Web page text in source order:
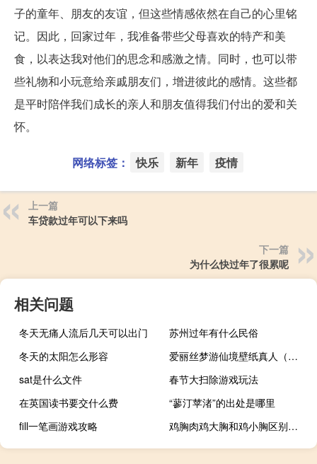
子的童年、朋友的友谊，但这些情感依然在自己的心里铭
记。因此，回家过年，我准备带些父母喜欢的特产和美
食，以表达我对他们的思念和感激之情。同时，也可以带
些礼物和小玩意给亲戚朋友们，增进彼此的感情。这些都
是平时陪伴我们成长的亲人和朋友值得我们付出的爱和关
怀。
网络标签： 快乐 新年 疫情
上一篇
车贷款过年可以下来吗
下一篇
为什么快过年了很累呢
相关问题
冬天无痛人流后几天可以出门
苏州过年有什么民俗
冬天的太阳怎么形容
爱丽丝梦游仙境壁纸真人（爱丽丝梦游仙境壁纸）
sat是什么文件
春节大扫除游戏玩法
在英国读书要交什么费
“蓼汀苹渚”的出处是哪里
fill一笔画游戏攻略
鸡胸肉鸡大胸和鸡小胸区别（鸡胸与正常胸比较）